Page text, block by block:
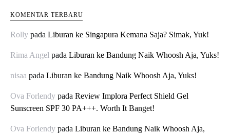
KOMENTAR TERBARU
Rolly pada Liburan ke Singapura Kemana Saja? Simak, Yuk!
Rima Angel pada Liburan ke Bandung Naik Whoosh Aja, Yuks!
nisaa pada Liburan ke Bandung Naik Whoosh Aja, Yuks!
Ova Forlendy pada Review Implora Perfect Shield Gel
Sunscreen SPF 30 PA+++. Worth It Banget!
Ova Forlendy pada Liburan ke Bandung Naik Whoosh Aja,